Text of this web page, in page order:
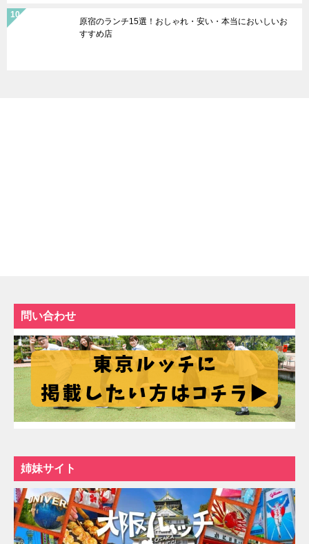
原宿のランチ15選！おしゃれ・安い・本当においしいお
すすめ店
問い合わせ
姉妹サイト